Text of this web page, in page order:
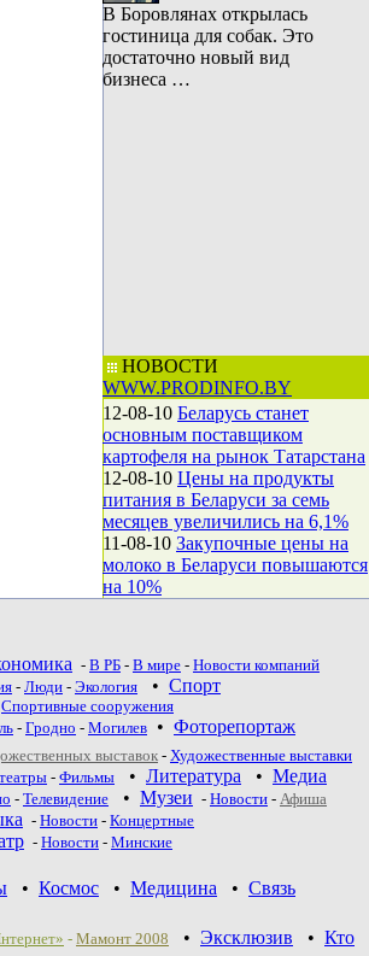
В Боровлянах открылась
гостиница для собак. Это
достаточно новый вид
бизнеса …
НОВОСТИ
WWW.PRODINFO.BY
12-08-10 Беларусь станет
основным поставщиком
картофеля на рынок Татарстана
12-08-10 Цены на продукты
питания в Беларуси за семь
месяцев увеличились на 6,1%
11-08-10 Закупочные цены на
молоко в Беларуси повышаются
на 10%
- В РБ - В мире - Новости компаний
- Люди - Экология • Спорт
Спортивные сооружения
- Гродно - Могилев • Фоторепортаж
выставок - Художественные выставки
- Фильмы • Литература • Медиа
- Телевидение • Музеи - Новости - Афиша
- Новости - Концертные
- Новoсти - Минские
• Космос • Медицина • Связь
- Мамонт 2008 • Эксклюзив • Кто